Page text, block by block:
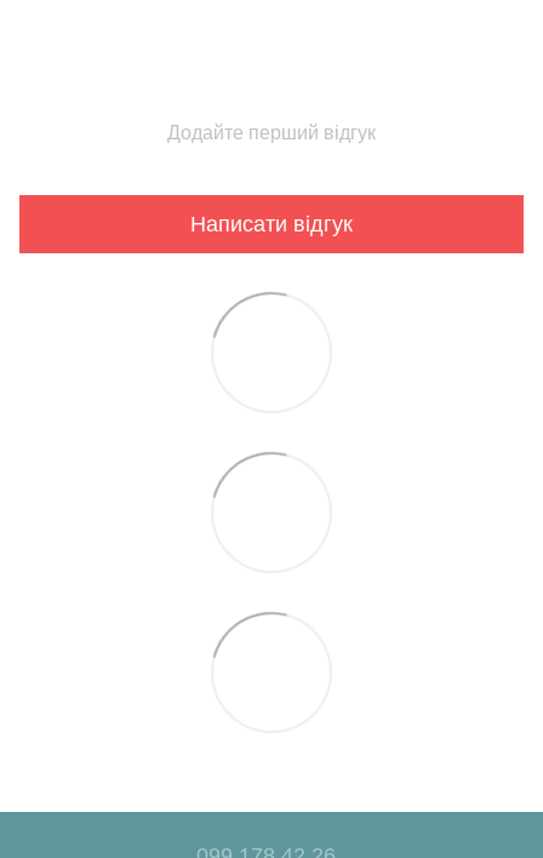
Додайте перший відгук
Написати відгук